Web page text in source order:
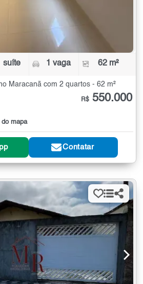
suíte 1 vaga 62 m²
Maracanã com 2 quartos - 62 m²
do mapa
R$ 550.000
Contatar